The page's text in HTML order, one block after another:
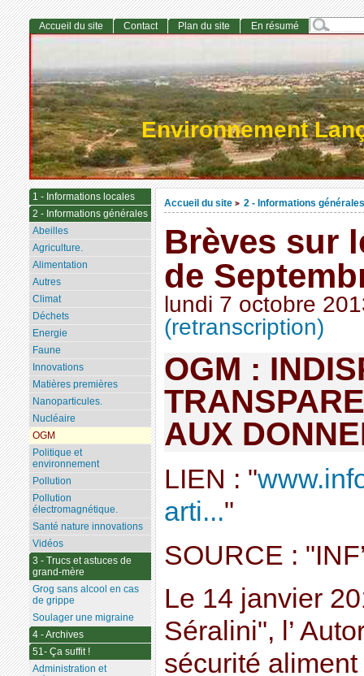
Environnement
Accueil du site > 2 - Informations générales
Brèves sur
de
lundi 7 octobre
(retranscription)
OGM :
AUX
LIEN : "
arti..."
SOURCE :
Le 14 janvier
Séralini", l’
sécurité
Accueil du site Contact Plan du site En résumé
1 - Informations locales
2 - Informations générales
Abeilles
Agriculture.
Alimentation
Autres
Climat
Déchets
Energie
Faune
Innovations
Matières premières
Nanoparticules.
Nucléaire
OGM
Politique et
environnement
Pollution
Pollution
électromagnétique.
Santé nature innovations
Vidéos
3 - Trucs et astuces de
grand-mère
Grog sans alcool en cas
de grippe
Soulager une migraine
4 - Archives
51- Ça suffit !
Administration et